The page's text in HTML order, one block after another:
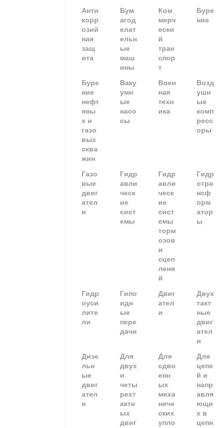
Анти
корр
озий
ная
защ
ита
Бум
агод
елат
ельн
ые
маш
ины
Ком
мерч
ески
й
тран
спор
т
Буре
ние
Буре
ние
нефт
яны
х и
газо
вых
сква
жин
Ваку
умн
ые
насо
сы
Воен
ная
техн
ика
Возд
ушн
ые
комп
ресс
оры
Газо
вые
двиг
ател
и
Гидр
авли
ческ
ие
сист
емы
Гидр
авли
ческ
ие
сист
емы
торм
озов
и
сцеп
лени
й
Гидр
отра
нсф
орм
атор
ы
Гидр
оуси
лите
ли
Гипо
идн
ые
пере
дачи
Двиг
ател
и
Двух
такт
ные
двиг
ател
и
Дизе
льн
ые
двиг
ател
и
Для
двух
и
четы
рехт
актн
ых
двиг
Для
сдво
енн
ых
меха
ниче
ских
упло
Для
цепе
й и
напр
авля
ющи
х в
цепн